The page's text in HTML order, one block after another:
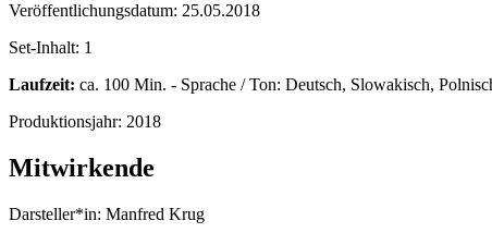
Veröffentlichungsdatum: 25.05.2018
Set-Inhalt: 1
Laufzeit: ca. 100 Min. - Sprache / Ton: Deutsch, Slowakisch,
Produktionsjahr: 2018
Mitwirkende
Darsteller*in: Manfred Krug